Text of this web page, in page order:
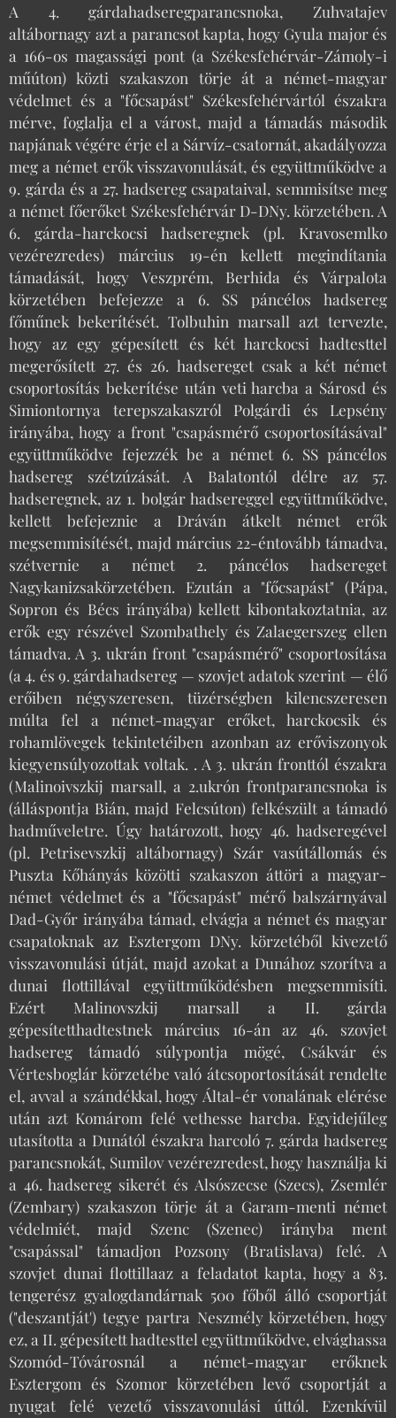
A 4. gárdahadseregparancsnoka, Zuhvatajev
altábornagy azt a parancsot kapta, hogy Gyula major és
a 166-os magassági pont (a Székesfehérvár-Zámoly-i
műúton) közti szakaszon törje át a német-magyar
védelmet és a "főcsapást" Székesfehérvártól északra
mérve, foglalja el a várost, majd a támadás második
napjának végére érje el a Sárvíz-csatornát, akadályozza
meg a német erők visszavonulását, és együttműködve a
9. gárda és a 27. hadsereg csapataival, semmisítse meg
a német főerőket Székesfehérvár D-DNy. körzetében. A
6. gárda-harckocsi hadseregnek (pl. Kravosemlko
vezérezredes) március 19-én kellett megindítania
támadását, hogy Veszprém, Berhida és Várpalota
körzetében befejezze a 6. SS páncélos hadsereg
főműnek bekerítését. Tolbuhin marsall azt tervezte,
hogy az egy gépesített és két harckocsi hadtesttel
megerősített 27. és 26. hadsereget csak a két német
csoportosítás bekerítése után veti harcba a Sárosd és
Simiontornya terepszakaszról Polgárdi és Lepsény
irányába, hogy a front "csapásmérő csoportosításával"
együttműködve fejezzék be a német 6. SS páncélos
hadsereg szétzúzását. A Balatontól délre az 57.
hadseregnek, az 1. bolgár hadsereggel együttműködve,
kellett befejeznie a Dráván átkelt német erők
megsemmisítését, majd március 22-éntovább támadva,
szétvernie a német 2. páncélos hadsereget
Nagykanizsakörzetében. Ezután a "főcsapást" (Pápa,
Sopron és Bécs irányába) kellett kibontakoztatnia, az
erők egy részével Szombathely és Zalaegerszeg ellen
támadva. A 3. ukrán front "csapásmérő" csoportosítása
(a 4. és 9. gárdahadsereg — szovjet adatok szerint — élő
erőiben négyszeresen, tüzérségben kilencszeresen
múlta fel a német-magyar erőket, harckocsik és
rohamlövegek tekintetéiben azonban az erőviszonyok
kiegyensúlyozottak voltak. . A 3. ukrán fronttól északra
(Malinoivszkij marsall, a 2.ukrón frontparancsnoka is
(álláspontja Bián, majd Felcsúton) felkészült a támadó
hadműveletre. Úgy határozott, hogy 46. hadseregével
(pl. Petrisevszkij altábornagy) Szár vasútállomás és
Puszta Kőhányás közötti szakaszon áttöri a magyar-
német védelmet és a "főcsapást" mérő balszárnyával
Dad-Győr irányába támad, elvágja a német és magyar
csapatoknak az Esztergom DNy. körzetéből kivezető
visszavonulási útját, majd azokat a Dunához szorítva a
dunai flottillával együttműködésben megsemmisíti.
Ezért Malinovszkij marsall a II. gárda
gépesítetthadtestnek március 16-án az 46. szovjet
hadsereg támadó súlypontja mögé, Csákvár és
Vértesboglár körzetébe való átcsoportosítását rendelte
el, avval a szándékkal, hogy Által-ér vonalának elérése
után azt Komárom felé vethesse harcba. Egyidejűleg
utasította a Dunától északra harcoló 7. gárda hadsereg
parancsnokát, Sumilov vezérezredest, hogy használja ki
a 46. hadsereg sikerét és Alsószecse (Szecs), Zsemlér
(Zembary) szakaszon törje át a Garam-menti német
védelmiét, majd Szenc (Szenec) irányba ment
"csapással" támadjon Pozsony (Bratislava) felé. A
szovjet dunai flottillaaz a feladatot kapta, hogy a 83.
tengerész gyalogdandárnak 500 főből álló csoportját
("deszantját') tegye partra Neszmély körzetében, hogy
ez, a II. gépesített hadtesttel együttműködve, elvághassa
Szomód-Tóvárosnál a német-magyar erőknek
Esztergom és Szomor körzetében levő csoportját a
nyugat felé vezető visszavonulási úttól. Ezenkívül